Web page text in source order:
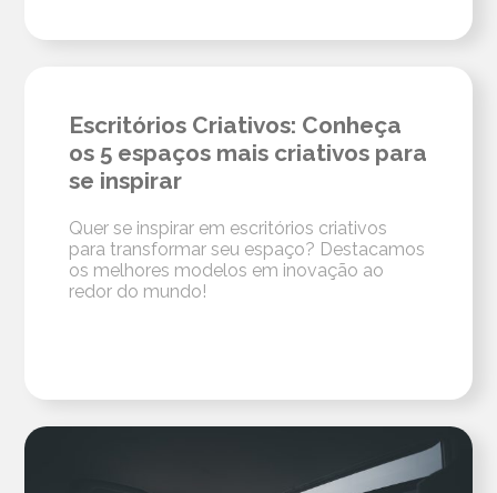
Escritórios Criativos: Conheça
os 5 espaços mais criativos para
se inspirar
Quer se inspirar em escritórios criativos
para transformar seu espaço? Destacamos
os melhores modelos em inovação ao
redor do mundo!